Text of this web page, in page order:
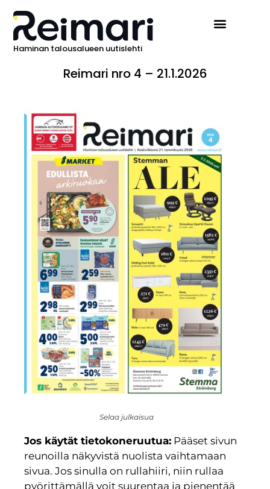
Haminan talousalueen uutislehti
Reimari nro 4 – 21.1.2026
Selaa julkaisua
Jos käytät tietokoneruutua: Pääset sivun
reunoilla näkyvistä nuolista vaihtamaan
sivua. Jos sinulla on rullahiiri, niin rullaa
pyörittämällä voit suurentaa ja pienentää